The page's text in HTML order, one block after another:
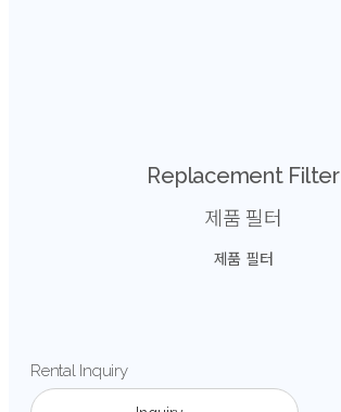
Replacement Filter
제품 필터
제품 필터
Rental Inquiry